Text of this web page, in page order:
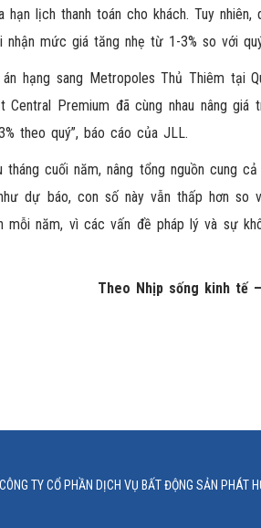
lịch thanh toán cho khách. Tuy nhiên,
nhận mức giá tăng nhẹ từ 1-3% so với
hạng sang Metropoles Thủ Thiêm tại
Premium đã cùng nhau nâng giá
theo quý”, báo cáo của JLL.
cuối năm, nâng tổng nguồn cung
dự báo, con số này vẫn thấp hơn so
năm, vì các vấn đề pháp lý và sự
Theo Nhịp sống kinh tế
TY CỔ PHẦN DỊCH VỤ BẤT ĐỘNG SẢN PHÁT